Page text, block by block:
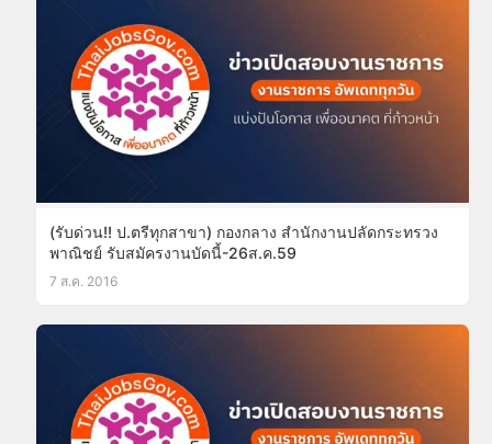
(รับด่วน!! ป.ตรีทุกสาขา) กองกลาง สำนักงานปลัดกระทรวง
พาณิชย์ รับสมัครงานบัดนี้-26ส.ค.59
7 ส.ค. 2016